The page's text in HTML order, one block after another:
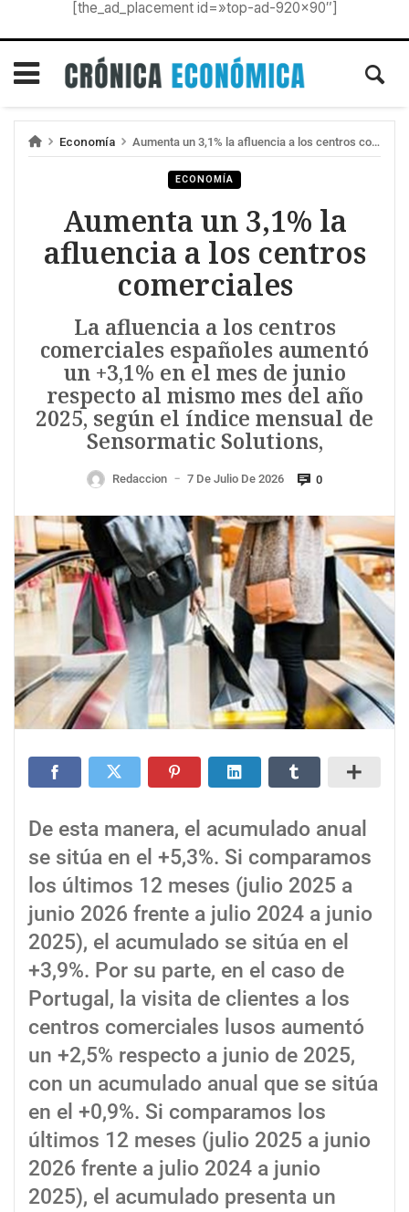
[the_ad_placement id=»top-ad-920×90″]
Economía Aumenta un 3,1% la afluencia a los centros comerciales
ECONOMÍA
Aumenta un 3,1% la
afluencia a los centros
comerciales
La afluencia a los centros
comerciales españoles aumentó
un +3,1% en el mes de junio
respecto al mismo mes del año
2025, según el índice mensual de
Sensormatic Solutions,
Redaccion — 7 De Julio De 2026 0
De esta manera, el acumulado anual
se sitúa en el +5,3%. Si comparamos
los últimos 12 meses (julio 2025 a
junio 2026 frente a julio 2024 a junio
2025), el acumulado se sitúa en el
+3,9%. Por su parte, en el caso de
Portugal, la visita de clientes a los
centros comerciales lusos aumentó
un +2,5% respecto a junio de 2025,
con un acumulado anual que se sitúa
en el +0,9%. Si comparamos los
últimos 12 meses (julio 2025 a junio
2026 frente a julio 2024 a junio
2025), el acumulado presenta un